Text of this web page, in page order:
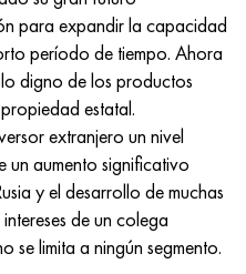
para expandir la capacidad
período de tiempo. Ahora
digno de los productos
estatal.
extranjero un nivel
un aumento significativo
y el desarrollo de muchas
de un colega
se limita a ningún segmento.